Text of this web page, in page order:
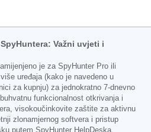
Važni uvjeti i
je za SpyHunter Pro ili
uređaja (kako je navedeno u
za kupnju) za jednokratno 7-dnevno
funkcionalnost otkrivanja i
visokoučinkovite zaštite za aktivnu
zlonamjernog softvera i pristup
putem SpyHunter HelpDeska.